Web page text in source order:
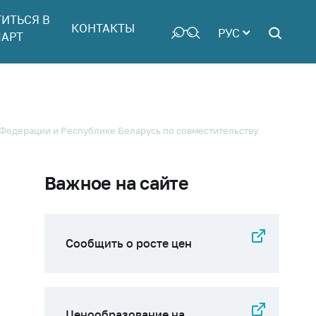
В
КОНТАКТЫ РУС
и Республике Беларусь по совместительству
Важное на сайте
Сообщить о росте цен